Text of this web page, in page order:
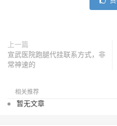
上一篇
宣武医院跑腿代挂联系方式，非
常神速的
相关推荐
暂无文章